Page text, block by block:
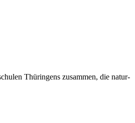
Thüringens zusammen, die natur-